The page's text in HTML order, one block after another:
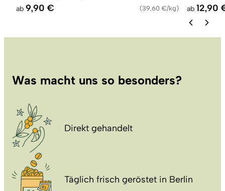
ab 9,90 € (39,60 €/kg) ab 12,90
Was macht uns so besonders?
Direkt gehandelt
Täglich frisch geröstet in Berlin